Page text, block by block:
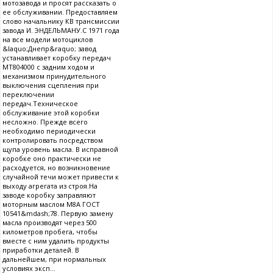
мотозавода и просят рассказать о
ее обслуживании. Предоставляем
слово начальнику КВ трансмиссии
завода И. ЭНДЕЛЬМАНУ.С 1971 года
на все модели мотоциклов
&laquo;Днепр&raquo; завод
устанавливает коробку передач
МТ804000 с задним ходом и
механизмом принудительного
выключения сцепления при
переключении
передач.Техническое
обслуживание этой коробки
несложно. Прежде всего
необходимо периодически
контролировать посредством
щупа уровень масла. В исправной
коробке оно практически не
расходуется, но возникновение
случайной течи может привести к
выходу агрегата из строя.На
заводе коробку заправляют
моторным маслом М8А ГОСТ
10541&mdash;78. Первую замену
масла производят через 500
километров пробега, чтобы
вместе с ним удалить продукты
приработки деталей. В
дальнейшем, при нормальных
условиях эксп...